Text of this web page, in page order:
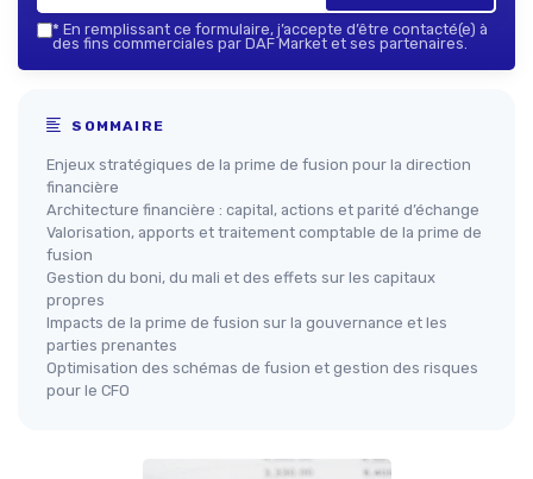
* En remplissant ce formulaire, j’accepte d’être contacté(e) à
des fins commerciales par DAF Market et ses partenaires.
SOMMAIRE
Enjeux stratégiques de la prime de fusion pour la direction
financière
Architecture financière : capital, actions et parité d’échange
Valorisation, apports et traitement comptable de la prime de
fusion
Gestion du boni, du mali et des effets sur les capitaux
propres
Impacts de la prime de fusion sur la gouvernance et les
parties prenantes
Optimisation des schémas de fusion et gestion des risques
pour le CFO